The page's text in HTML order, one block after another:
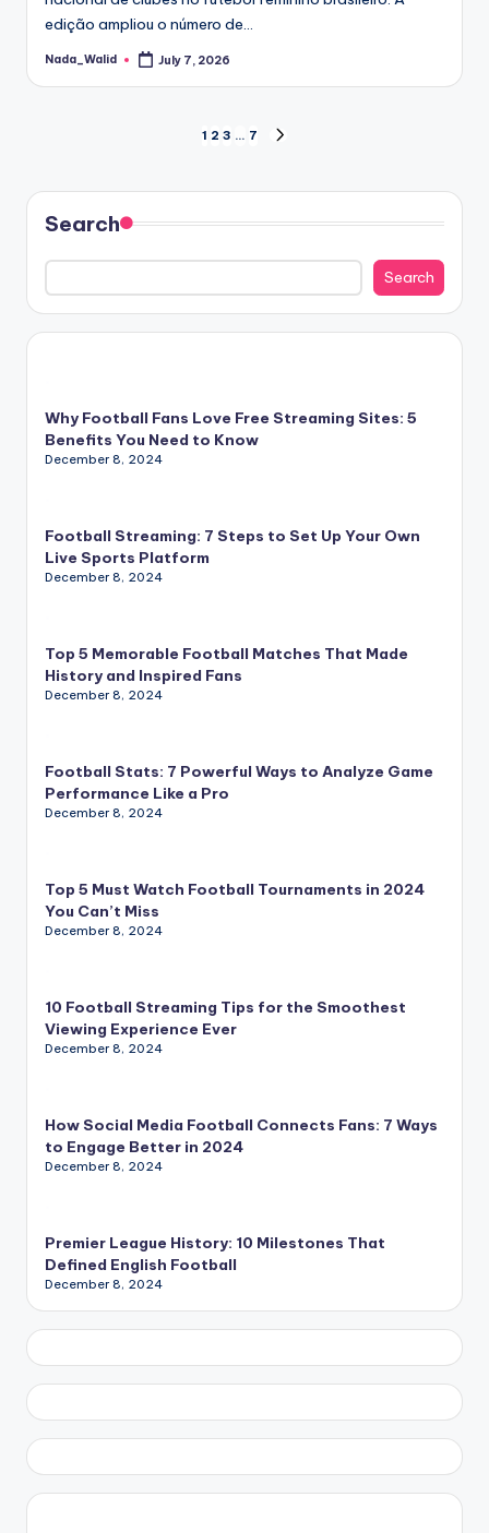
edição ampliou o número de…
Posted
Nada_Walid July 7, 2026
pagination
1 2 3 … 7
Search
Search
Why Football Fans Love Free Streaming Sites: 5
Benefits You Need to Know
December 8, 2024
Football Streaming: 7 Steps to Set Up Your Own
Live Sports Platform
December 8, 2024
Top 5 Memorable Football Matches That Made
History and Inspired Fans
December 8, 2024
Football Stats: 7 Powerful Ways to Analyze Game
Performance Like a Pro
December 8, 2024
Top 5 Must Watch Football Tournaments in 2024
You Can’t Miss
December 8, 2024
10 Football Streaming Tips for the Smoothest
Viewing Experience Ever
December 8, 2024
How Social Media Football Connects Fans: 7 Ways
to Engage Better in 2024
December 8, 2024
Premier League History: 10 Milestones That
Defined English Football
December 8, 2024